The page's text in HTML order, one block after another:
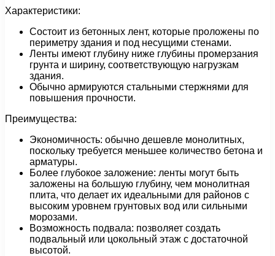
Характеристики:
Состоит из бетонных лент, которые проложены по
периметру здания и под несущими стенами.
Ленты имеют глубину ниже глубины промерзания
грунта и ширину, соответствующую нагрузкам
здания.
Обычно армируются стальными стержнями для
повышения прочности.
Преимущества:
Экономичность: обычно дешевле монолитных,
поскольку требуется меньшее количество бетона и
арматуры.
Более глубокое заложение: ленты могут быть
заложены на большую глубину, чем монолитная
плита, что делает их идеальными для районов с
высоким уровнем грунтовых вод или сильными
морозами.
Возможность подвала: позволяет создать
подвальный или цокольный этаж с достаточной
высотой.